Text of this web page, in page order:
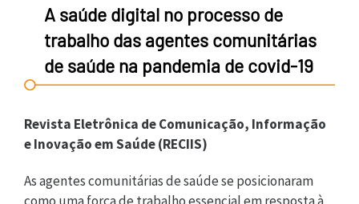
A saúde digital no processo de
trabalho das agentes comunitárias
de saúde na pandemia de covid-19
Revista Eletrônica de Comunicação, Informação
e Inovação em Saúde (RECIIS)
As agentes comunitárias de saúde se posicionaram
como uma força de trabalho essencial em resposta à